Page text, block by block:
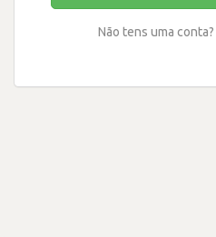
Não tens uma conta?